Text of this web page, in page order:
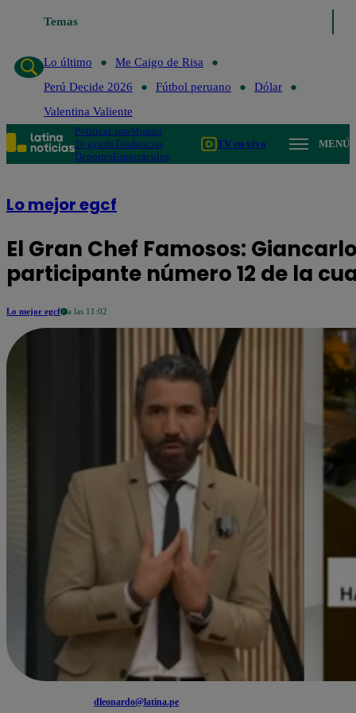
Temas
Lo último
Me Caigo de Risa
Perú Decide 2026
Fútbol peruano
Dólar
Valentina Valiente
PolíticaLimaMundo
Te ayudoTendencias
DeportesEspectáculos
TV en vivo MENÚ
Lo mejor egcf
El Gran Chef Famosos:
participante número 12 de la
Lo mejor egcf a las 11:02
dleonardo@latina.pe